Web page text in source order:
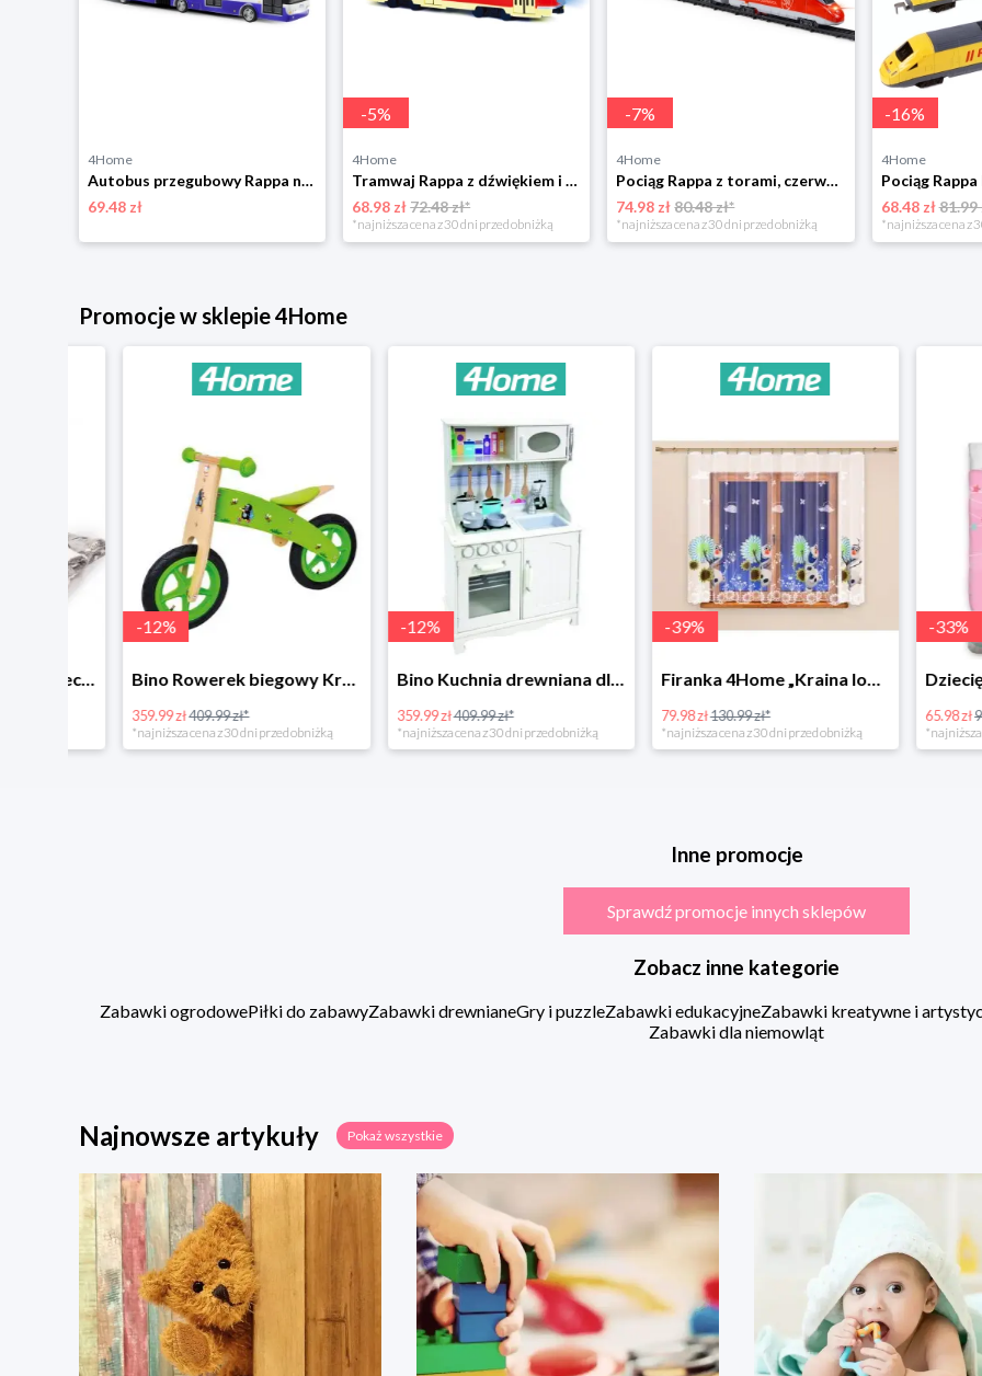
4Home
Autobus przegubowy Rappa niebieski, 36 cm
69.48 zł
-5%
4Home
Tramwaj Rappa z dźwiękiem i światłem, 28 cm
68.98 zł72.48 zł*
*najniższa cena z 30 dni przed obniżką
-7%
4Home
Pociąg Rappa z torami, czerwony
74.98 zł80.48 zł*
*najniższa cena z 30 dni przed obniżką
-16%
4Home
68.48 zł81.99
*najniższa cena z
Promocje w sklepie 4Home
Bino Rowerek biegowy Krecik
359.99 zł409.99 zł*
*najniższa cena z 30 dni przed obniżką
Bino Kuchnia drewniana dla dzieci Provence
359.99 zł409.99 zł*
*najniższa cena z 30 dni przed obniżką
Firanka 4Home „Kraina lodu” (Frozen)
79.98 zł130.99 zł*
*najniższa cena z 30 dni przed obniżką
-33
65.98 zł98.99 zł*
*najniższa cena z
Inne promocje
Sprawdź promocje innych sklepów
Zobacz inne kategorie
Zabawki ogrodowePiłki do zabawyZabawki drewnianeGry i puzzleZabawki edukacyjneZabawki kreatywne i
Zabawki dla niemowląt
Najnowsze artykuły Pokaż wszystkie